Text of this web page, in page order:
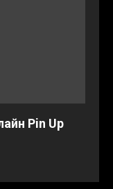
Pin Up